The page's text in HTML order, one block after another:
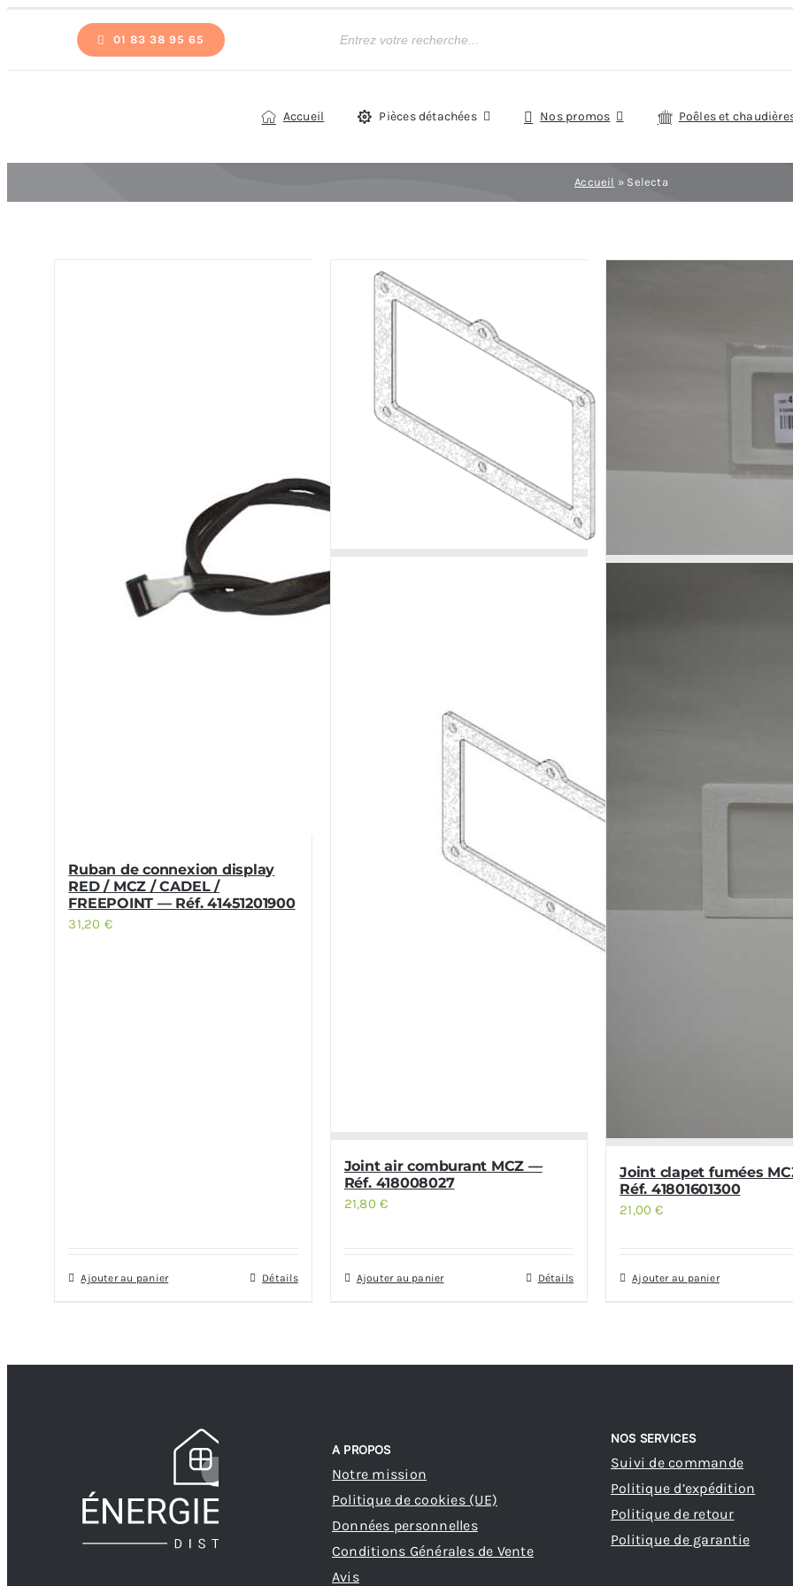
01 83 38 95 65
de
Accueil Pièces détachées Nos promos Poêles et
Accueil » Selecta
Ruban de connexion display
RED / MCZ / CADEL /
FREEPOINT — Réf. 41451201900
31,20 €
Ajouter au panier Détails
Joint air comburant MCZ —
Réf. 418008027
21,80€
Ajouter au panier Détails
Joint clapet fumées
Réf. 41801601300
21,00€
Ajouter au panier
A PROPOS
Notre mission
Politique de cookies (UE)
Données personnelles
Conditions Générales de Vente
Avis
NOS SERVICES
Suivi de commande
Politique d’expédition
Politique de retour
Politique de garantie